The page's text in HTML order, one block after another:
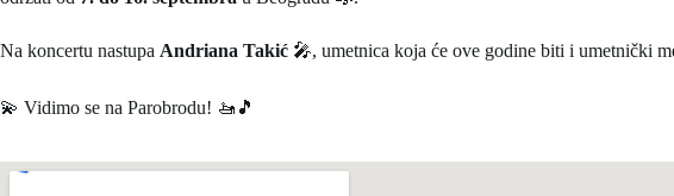
Na koncertu nastupa Andriana Takić 🎤, umetnica koja će ove godine biti i umetnički
💫 Vidimo se na Parobrodu! 🚤🎵